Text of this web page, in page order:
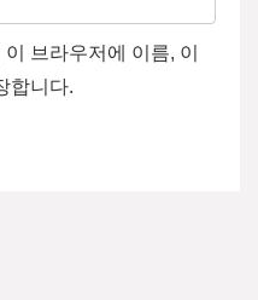
브라우저에 이름, 이
합니다.